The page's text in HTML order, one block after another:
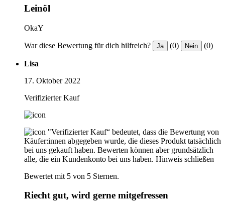
Leinöl
OkaY
War diese Bewertung für dich hilfreich? Ja (0) Nein (0)
Lisa
17. Oktober 2022
Verifizierter Kauf
"Verifizierter Kauf“ bedeutet, dass die Bewertung von
Käufer:innen abgegeben wurde, die dieses Produkt tatsächlich
bei uns gekauft haben. Bewerten können aber grundsätzlich
alle, die ein Kundenkonto bei uns haben. Hinweis schließen
Bewertet mit 5 von 5 Sternen.
Riecht gut, wird gerne mitgefressen